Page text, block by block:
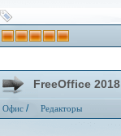
FreeOffice 2018
Офис / Редакторы